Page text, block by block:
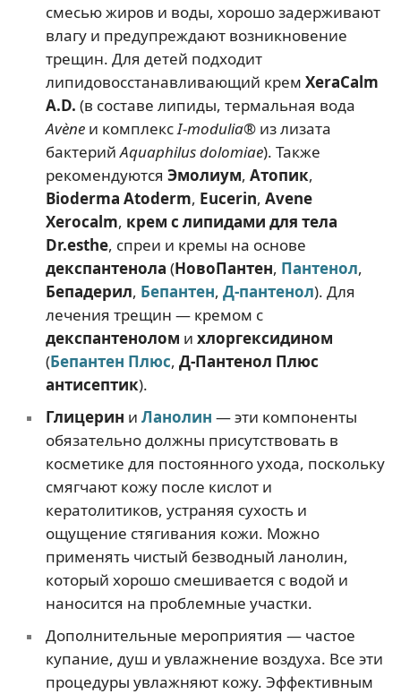
смесью жиров и воды, хорошо задерживают
влагу и предупреждают возникновение
трещин. Для детей подходит
липидовосстанавливающий крем XeraCalm
A.D. (в составе липиды, термальная вода
Avèneи комплексI-modulia®из лизата
бактерийAquaphilus dolomiae). Также
рекомендуются Эмолиум, Атопик,
Bioderma Atoderm, Eucerin, Avene
Xerocalm, крем с липидами для тела
Dr.esthe, спреи и кремы на основе
декспантенола (НовоПантен, Пантенол,
Бепадерил, Бепантен, Д-пантенол). Для
лечения трещин — кремом с
декспантенолом и хлоргексидином
(Бепантен Плюс, Д-Пантенол Плюс
антисептик).
Глицерин и Ланолин — эти компоненты
обязательно должны присутствовать в
косметике для постоянного ухода, поскольку
смягчают кожу после кислот и
кератолитиков, устраняя сухость и
ощущение стягивания кожи. Можно
применять чистый безводный ланолин,
который хорошо смешивается с водой и
наносится на проблемные участки.
Дополнительные мероприятия — частое
купание, душ и увлажнение воздуха. Все эти
процедуры увлажняют кожу. Эффективным